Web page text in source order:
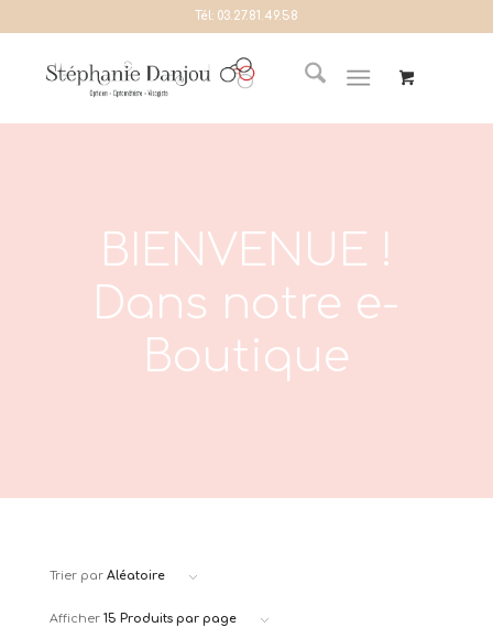
Tél: 03.27.81.49.58
BIENVENUE !
Dans notre e-
Boutique
Trier par Aléatoire
Afficher 15 Produits par page